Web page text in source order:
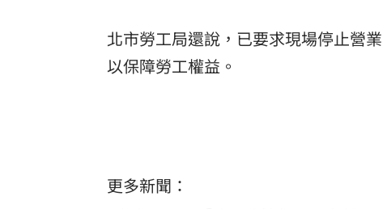
北市勞工局還說，已要求現場停止營
以保障勞工權益。
更多新聞：